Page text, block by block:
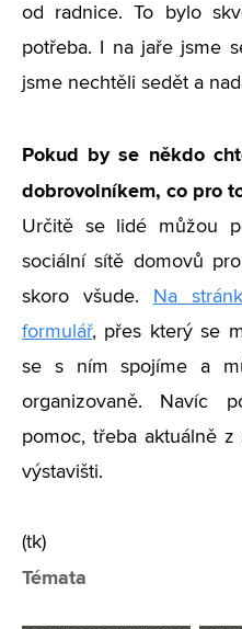
od radnice. To bylo
potřeba. I na jaře jsme
jsme nechtěli sedět a
Pokud by se někdo
dobrovolníkem, co pro
Určitě se lidé můžou
sociální sítě domovů
skoro všude.
Na
formulář, přes který se
se s ním spojíme a
organizovaně. Navíc
pomoc, třeba aktuálně
výstavišti.
(tk)
Témata